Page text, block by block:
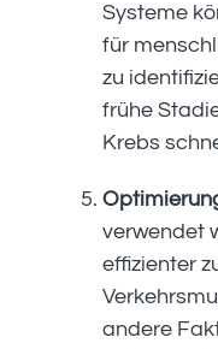
Systeme
für
zu
frühe
Krebs
verwendet
effizienter
andere